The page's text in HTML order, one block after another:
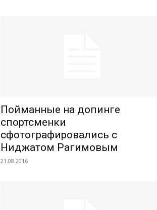
Пойманные на допинге
спортсменки
сфотографировались с
Ниджатом Рагимовым
21.08.2016